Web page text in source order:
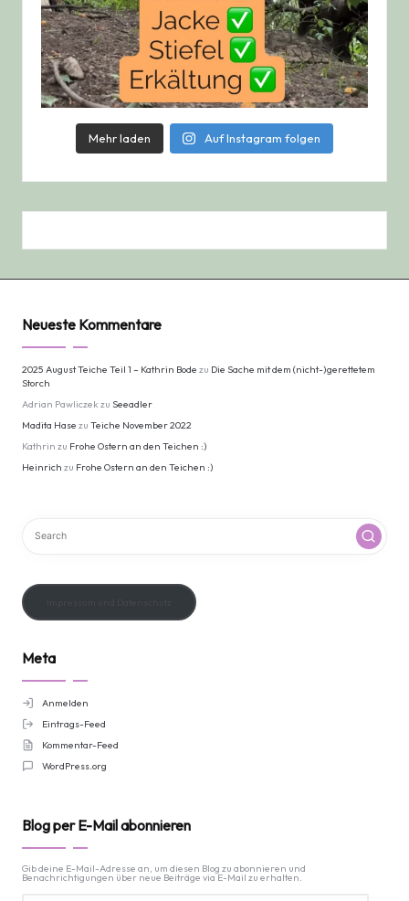
Mehr laden Auf Instagram folgen
Neueste Kommentare
2025 August Teiche Teil 1 – Kathrin Bode zu Die Sache mit dem (nicht-)gerettetem
Storch
Adrian Pawliczek zu Seeadler
Madita Hase zu Teiche November 2022
Kathrin zu Frohe Ostern an den Teichen :)
Heinrich zu Frohe Ostern an den Teichen :)
Meta
Anmelden
Eintrags-Feed
Kommentar-Feed
WordPress.org
Blog per E-Mail abonnieren
Gib deine E-Mail-Adresse an, um diesen Blog zu abonnieren und
Benachrichtigungen über neue Beiträge via E-Mail zu erhalten.